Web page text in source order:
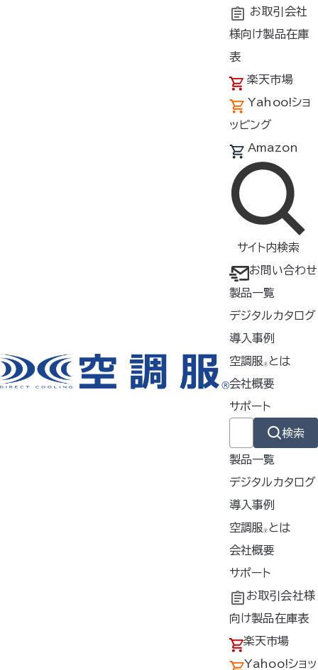
お取引会社
様向け製品在庫
表
楽天市場
Yahoo!ショ
ッピング
Amazon
サイト内検索
お問い合わせ
製品一覧
デジタルカタログ
導入事例
空調服🄬 とは
会社概要
サポート
検索
製品一覧
デジタルカタログ
導入事例
導入事例
共同開発
工場シミュレーシ
ョン
空調服🄬 とは
空調服 ®とは
開発秘話
会社概要
企業理念
会社概要
会社沿革
アクセス
採用情報
サポート
よくあるご質問
不要なバッテリー
の回収について
デバイス・ファン
お取引会社様
向け製品在庫表
楽天市場
Yahoo!ショッ
ウェア
KU92354
横ファン対応ウェア ベスト
エコ
▸東レの「エコディア ®PET」を採
▸オフィスでも着用できるシンプ
ルでスッキリとしたデザイン
使用シーン
物流業